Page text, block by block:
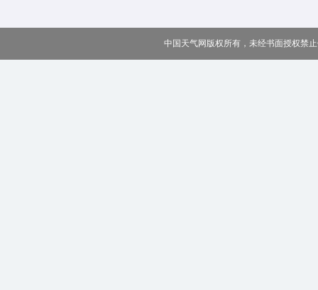
中国天气网版权所有，未经书面授权